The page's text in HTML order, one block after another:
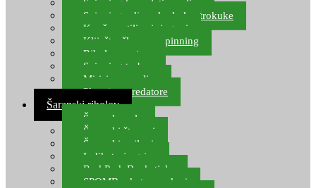
Spinning kompleti varalica
Spinning udice, dvokuke, trokuke
Kopče, vrtilice i ringovi
Kliješta, škare za spinning
Ribolov pastrve
Spinning torbe
Mirisi za varalice
Plovci za predatore
Šaranski ribolov
Šaranske role
Šaranski štapovi
Šaranski najloni
Indikatori ugriza
Rod Pod, Banksticks
SPOMB rakete, markeri